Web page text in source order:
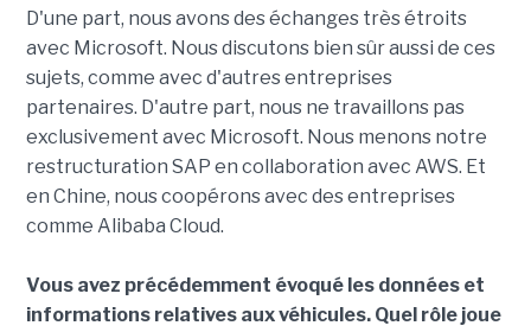
D'une part, nous avons des échanges très étroits
avec Microsoft. Nous discutons bien sûr aussi de ces
sujets, comme avec d'autres entreprises
partenaires. D'autre part, nous ne travaillons pas
exclusivement avec Microsoft. Nous menons notre
restructuration SAP en collaboration avec AWS. Et
en Chine, nous coopérons avec des entreprises
comme Alibaba Cloud.
Vous avez précédemment évoqué les données et
informations relatives aux véhicules. Quel rôle joue